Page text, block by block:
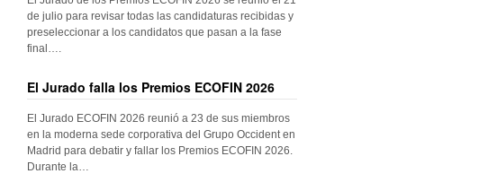
de julio para revisar todas las candidaturas recibidas y
preseleccionar a los candidatos que pasan a la fase
final….
El Jurado falla los Premios ECOFIN 2026
El Jurado ECOFIN 2026 reunió a 23 de sus miembros
en la moderna sede corporativa del Grupo Occident en
Madrid para debatir y fallar los Premios ECOFIN 2026.
Durante la…